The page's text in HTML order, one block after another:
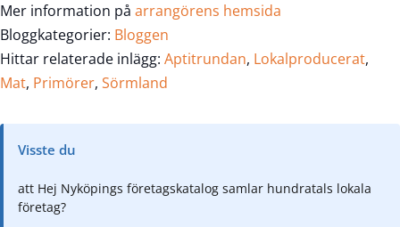
Mer information på arrangörens hemsida
Bloggkategorier: Bloggen
Hittar relaterade inlägg: Aptitrundan, Lokalproducerat,
Mat, Primörer, Sörmland
Visste du
att Hej Nyköpings företagskatalog samlar hundratals lokala
företag?